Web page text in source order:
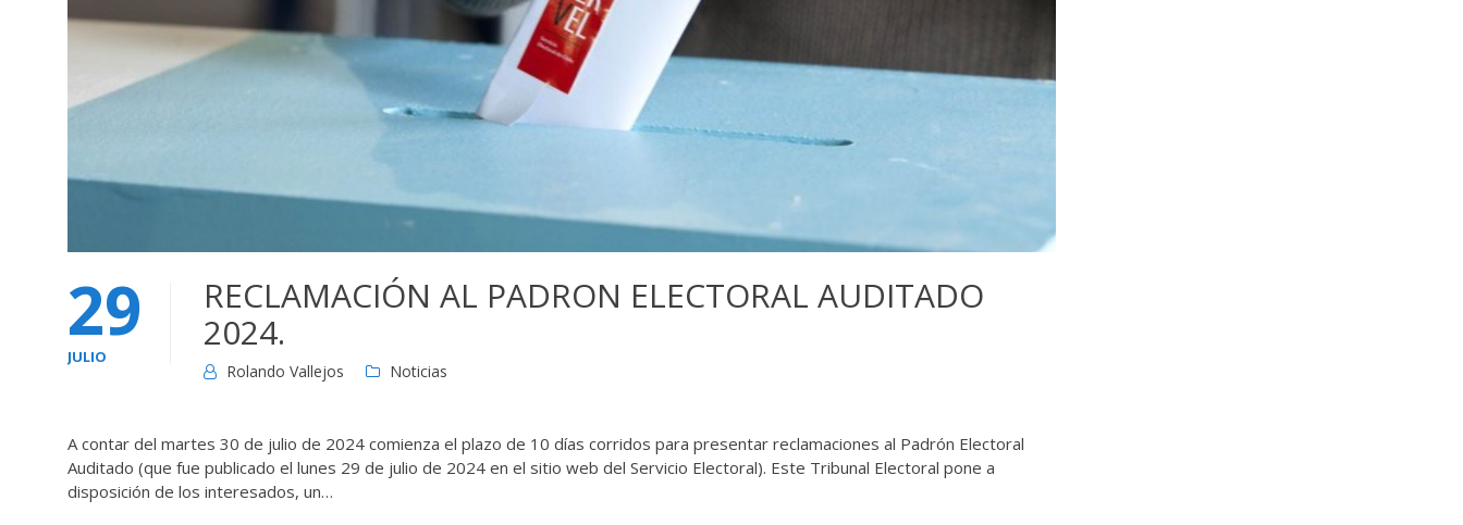
29
JULIO
RECLAMACIÓN AL PADRON ELECTORAL AUDITADO
2024.
Rolando Vallejos Noticias
A contar del martes 30 de julio de 2024 comienza el plazo de 10 días corridos para presentar reclamaciones al Padrón Electoral
Auditado (que fue publicado el lunes 29 de julio de 2024 en el sitio web del Servicio Electoral). Este Tribunal Electoral pone a
disposición de los interesados, un…